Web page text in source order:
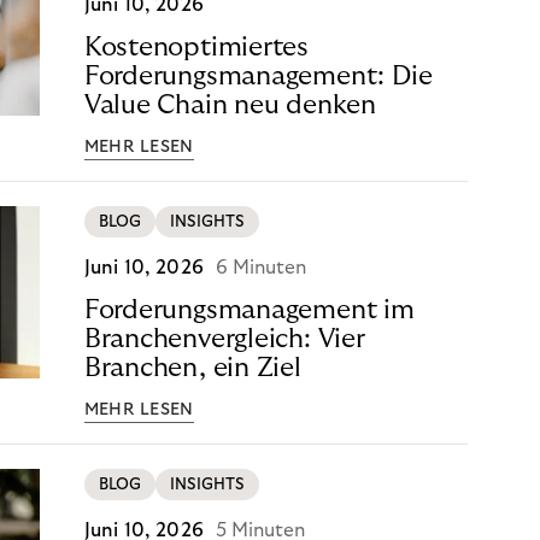
Juni 10, 2026
Kostenoptimiertes
Forderungsmanagement: Die
Value Chain neu denken
MEHR LESEN
BLOG INSIGHTS
Juni 10, 2026 6 Minuten
Forderungsmanagement im
Branchenvergleich: Vier
Branchen, ein Ziel
MEHR LESEN
BLOG INSIGHTS
Juni 10, 2026 5 Minuten